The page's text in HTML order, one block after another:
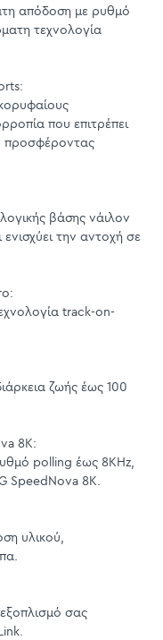
απόδοση με ρυθμό
τεχνολογία
που επιτρέπει
προσφέροντας
βάσης νάιλον
την αντοχή σε
track-on-
ζωής έως 100
8K:
polling έως 8KHz,
SpeedNova 8K.
υλικού,
σας